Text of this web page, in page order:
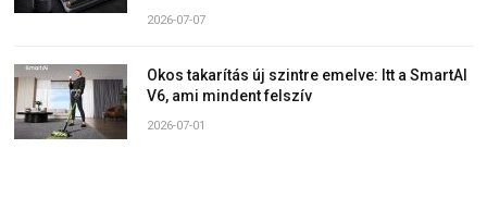
2026-07-07
Okos takarítás új szintre emelve: Itt a SmartAI
V6, ami mindent felszív
2026-07-01